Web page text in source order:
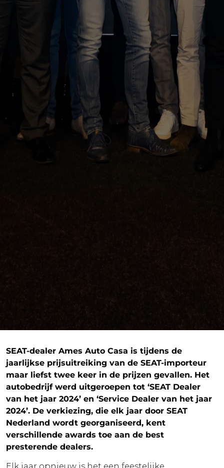
SEAT-dealer Ames Auto Casa is tijdens de
jaarlijkse prijsuitreiking van de SEAT-importeur
maar liefst twee keer in de prijzen gevallen. Het
autobedrijf werd uitgeroepen tot ‘SEAT Dealer
van het jaar 2024’ en ‘Service Dealer van het jaar
2024’. De verkiezing, die elk jaar door SEAT
Nederland wordt georganiseerd, kent
verschillende awards toe aan de best
presterende dealers.